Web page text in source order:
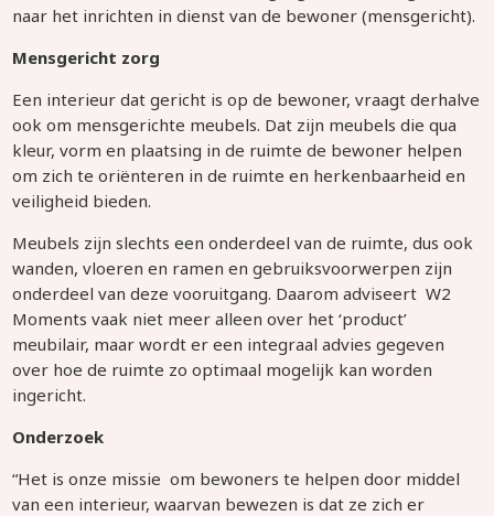
naar het inrichten in dienst van de bewoner (mensgericht).
Mensgericht zorg
Een interieur dat gericht is op de bewoner, vraagt derhalve
ook om mensgerichte meubels. Dat zijn meubels die qua
kleur, vorm en plaatsing in de ruimte de bewoner helpen
om zich te oriënteren in de ruimte en herkenbaarheid en
veiligheid bieden.
Meubels zijn slechts een onderdeel van de ruimte, dus ook
wanden, vloeren en ramen en gebruiksvoorwerpen zijn
onderdeel van deze vooruitgang. Daarom adviseert W2
Moments vaak niet meer alleen over het ‘product’
meubilair, maar wordt er een integraal advies gegeven
over hoe de ruimte zo optimaal mogelijk kan worden
ingericht.
Onderzoek
“Het is onze missie om bewoners te helpen door middel
van een interieur, waarvan bewezen is dat ze zich er